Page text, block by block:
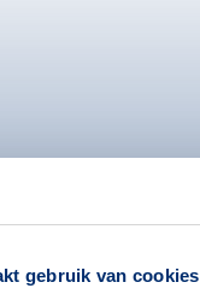
gebruik van cookies